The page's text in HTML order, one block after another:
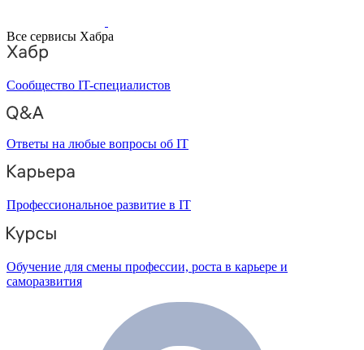
Все сервисы Хабра
Сообщество IT-специалистов
Ответы на любые вопросы об IT
Профессиональное развитие в IT
Обучение для смены профессии, роста в карьере и
саморазвития